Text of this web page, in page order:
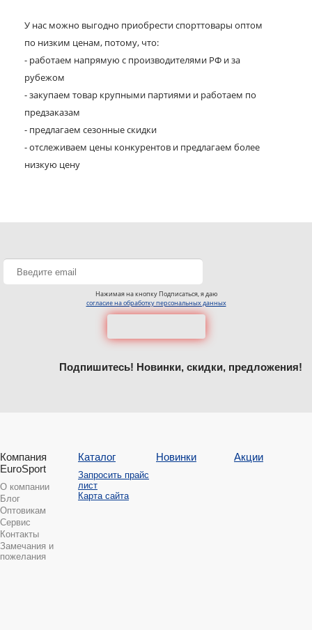
У нас можно выгодно приобрести спорттовары оптом
по низким ценам, потому, что:
- работаем напрямую с производителями РФ и за
рубежом
- закупаем товар крупными партиями и работаем по
предзаказам
- предлагаем сезонные скидки
- отслеживаем цены конкурентов и предлагаем более
низкую цену
Нажимая на кнопку Подписаться, я даю
согласие на обработку персональных данных
Подпишитесь! Новинки, скидки, предложения!
Компания
EuroSport
О компании
Блог
Оптовикам
Сервис
Контакты
Замечания и
пожелания
Каталог
Запросить прайс
лист
Карта сайта
Новинки Акции